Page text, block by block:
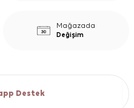
Mağazada
Değişim
Destek